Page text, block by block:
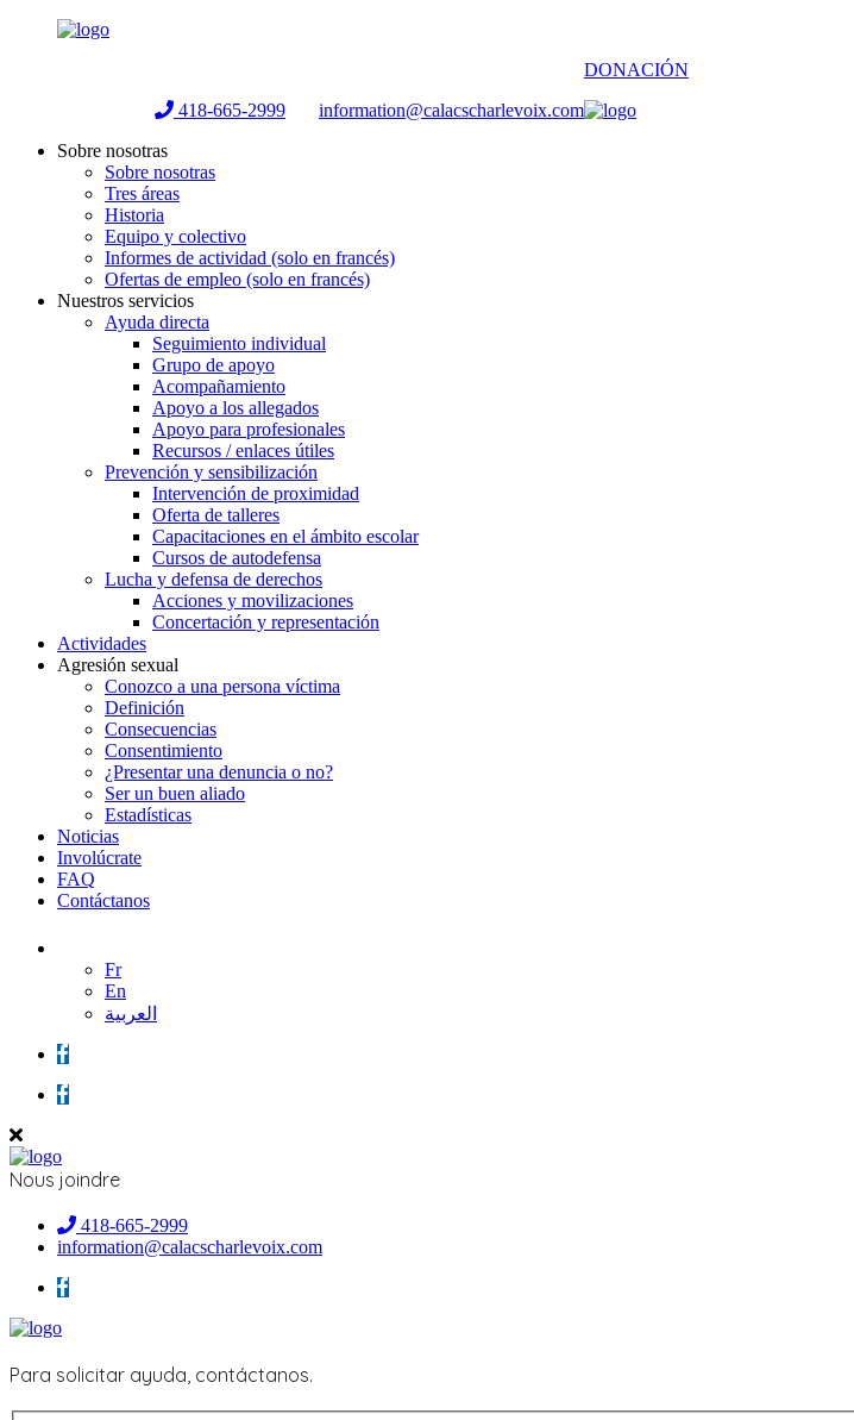
418-665-2999 information@calacscharlevoix.com
DONACIÓN
Sobre nosotras
Sobre nosotras
Tres áreas
Historia
Equipo y colectivo
Informes de actividad (solo en francés)
Ofertas de empleo (solo en francés)
Nuestros servicios
Ayuda directa
Seguimiento individual
Grupo de apoyo
Acompañamiento
Apoyo a los allegados
Apoyo para profesionales
Recursos / enlaces útiles
Prevención y sensibilización
Intervención de proximidad
Oferta de talleres
Capacitaciones en el ámbito escolar
Cursos de autodefensa
Lucha y defensa de derechos
Acciones y movilizaciones
Concertación y representación
Actividades
Agresión sexual
Conozco a una persona víctima
Definición
Consecuencias
Consentimiento
¿Presentar una denuncia o no?
Ser un buen aliado
Estadísticas
Noticias
Involúcrate
FAQ
Contáctanos
Fr
En
العربية
Nous joindre
418-665-2999
information@calacscharlevoix.com
Para solicitar ayuda, contáctanos.